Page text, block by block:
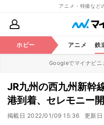
アニメ・特撮など
ホビー アニメ 鉄
Googleでマイナビニ
JR九州の西九州新幹
港到着、セレモニー
掲載日 2022/01/09 15:36 更新日